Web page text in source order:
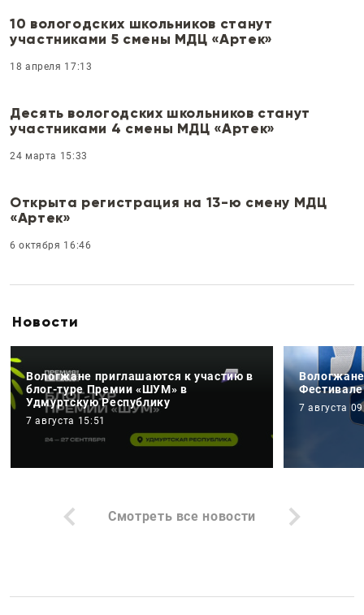
10 вологодских школьников станут
участниками 5 смены МДЦ «Артек»
18 апреля 17:13
Десять вологодских школьников станут
участниками 4 смены МДЦ «Артек»
24 марта 15:33
Открыта регистрация на 13-ю смену МДЦ
«Артек»
6 октября 16:46
Новости
Вологжане приглашаются к участию в
блог-туре Премии «ШУМ» в
Удмуртскую Республику
7 августа 15:51
7 августа
Смотреть все новости